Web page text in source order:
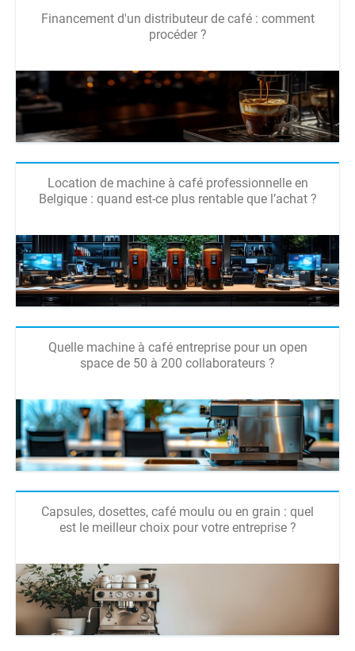
Financement d'un distributeur de café : comment
procéder ?
Location de machine à café professionnelle en
Belgique : quand est-ce plus rentable que l’achat ?
Quelle machine à café entreprise pour un open
space de 50 à 200 collaborateurs ?
Capsules, dosettes, café moulu ou en grain : quel
est le meilleur choix pour votre entreprise ?